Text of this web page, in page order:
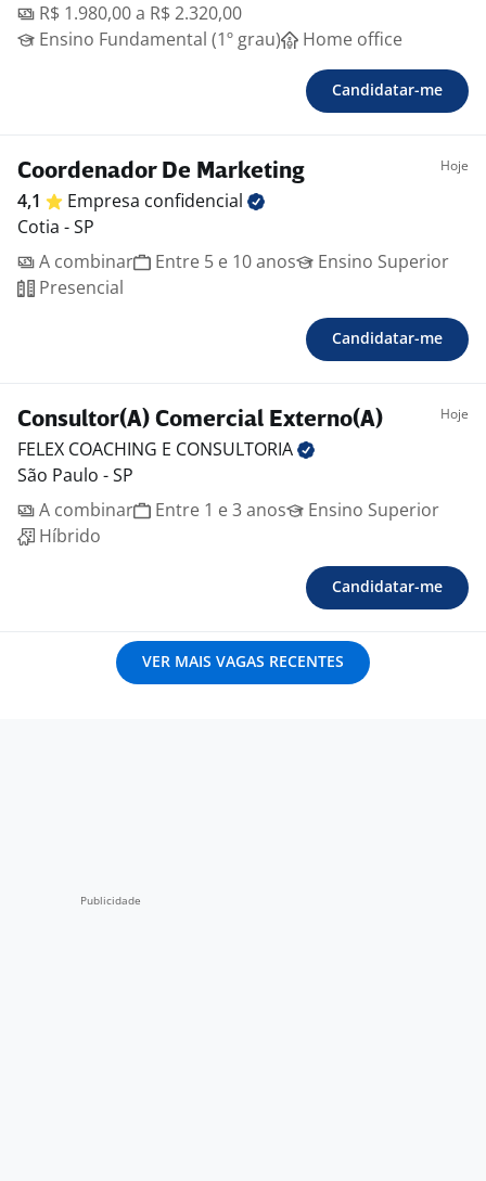
R$ 1.980,00 a R$ 2.320,00
Ensino Fundamental (1º grau)
Home office
Candidatar-me
Coordenador De Marketing Hoje
4,1 Empresa confidencial
Cotia - SP
A combinar
Entre 5 e 10 anos
Ensino Superior
Presencial
Candidatar-me
Consultor(A) Comercial Externo(A) Hoje
FELEX COACHING E CONSULTORIA
São Paulo - SP
A combinar
Entre 1 e 3 anos
Ensino Superior
Híbrido
Candidatar-me
VER MAIS VAGAS RECENTES